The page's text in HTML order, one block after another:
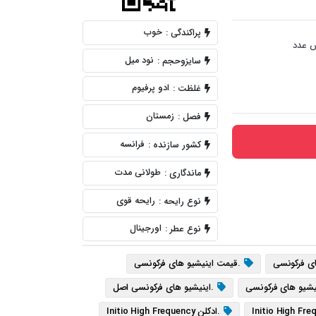
عدد
پراکندگی : خوب
سایزوحجم : نود میل
غلظت : ادو پرفیوم
فصل : زمستان
کشور سازنده : فرانسه
ماندگاری : طولانی مدت
نوع رایحه : رایحه قوی
نوع عطر : اورجینال
فرکونسی
.قیمت اینیشیو های فرکونسی
های فرکونسی
.اینیشیو های فرکونسی اصل
.ادکلن Initio High Frequency